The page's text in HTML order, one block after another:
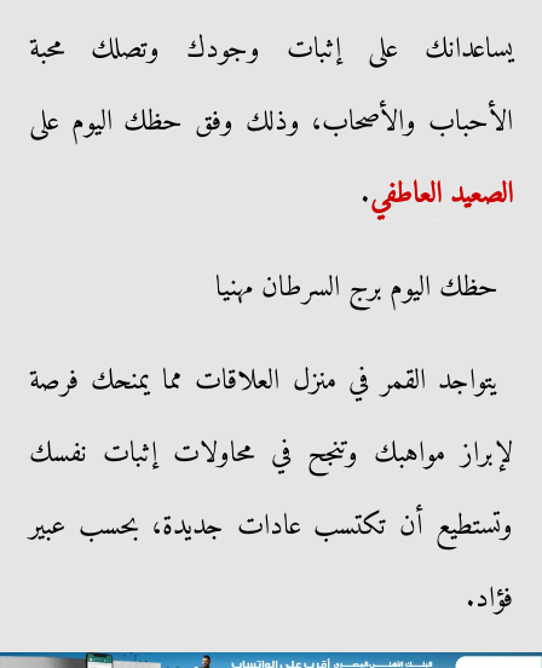
يساعدانك على إثبات وجودك وتصلك محبة
الأحباب والأصحاب، وذلك وفق حظك اليوم على
الصعيد العاطفي.
حظك اليوم برج السرطان مهنيا
يتواجد القمر في منزل العلاقات مما يمنحك فرصة
لإبراز مواهبك وتنجح في محاولات إثبات نفسك
وتستطيع أن تكتسب عادات جديدة، بحسب عبير
فؤاد.